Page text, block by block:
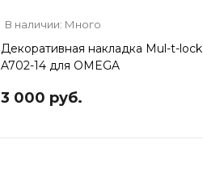
В наличии: Много
Декоративная накладка Mul-t-lock
A702-14 для OMEGA
3 000 руб.